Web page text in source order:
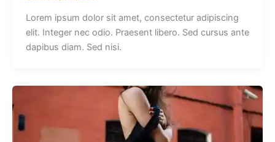
Lorem ipsum dolor sit amet, consectetur adipiscing
elit. Integer nec odio. Praesent libero. Sed cursus ante
dapibus diam. Sed nisi.